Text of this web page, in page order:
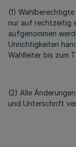
(1)
nur auf rechtzeitig
aufgenommen
Unrichtigkeiten
Wahlleiter bis zum
(2) Alle
und Unterschrift